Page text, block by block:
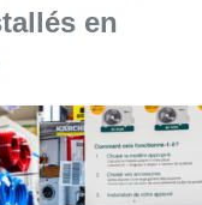
en